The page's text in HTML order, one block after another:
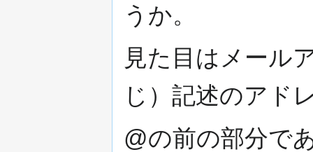
うか。
見た目はメール
じ）記述のアド
@の前の部分で